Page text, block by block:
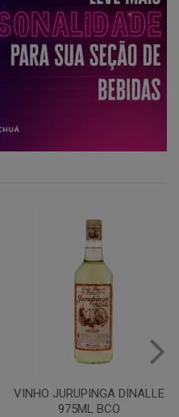
VINHO JURUPINGA DINALLE
975ML BCO